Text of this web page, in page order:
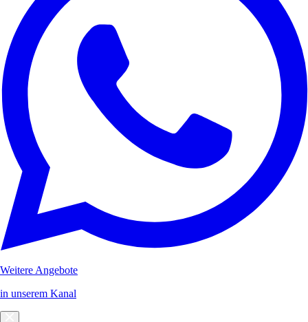
Weitere Angebote
in unserem Kanal